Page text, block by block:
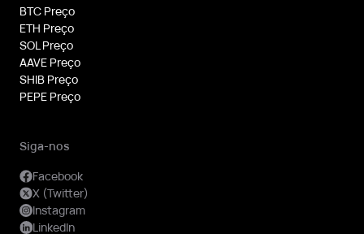
BTC Preço
ETH Preço
SOL Preço
AAVE Preço
SHIB Preço
PEPE Preço
Siga-nos
Facebook
X (Twitter)
Instagram
LinkedIn